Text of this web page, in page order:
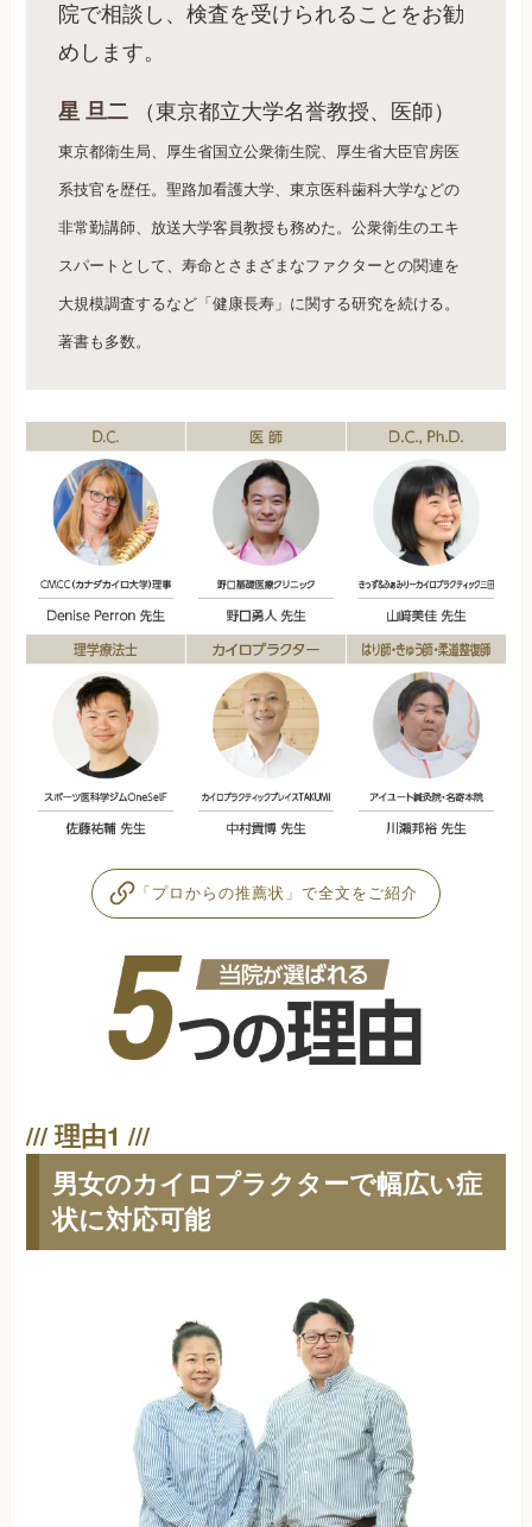
院で相談し、検査を受けられることをお勧
めします。
星 旦二 （東京都立大学名誉教授、医師）
東京都衛生局、厚生省国立公衆衛生院、厚生省大臣官房医
系技官を歴任。聖路加看護大学、東京医科歯科大学などの
非常勤講師、放送大学客員教授も務めた。公衆衛生のエキ
スパートとして、寿命とさまざまなファクターとの関連を
大規模調査するなど「健康長寿」に関する研究を続ける。
著書も多数。
「プロからの推薦状」で全文をご紹介
男女のカイロプラクターで幅広い症
状に対応可能